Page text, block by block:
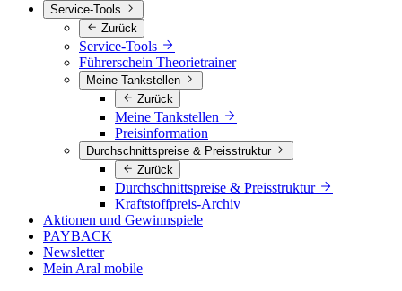
Service-Tools
Zurück
Service-Tools
Führerschein Theorietrainer
Meine Tankstellen
Zurück
Meine Tankstellen
Preisinformation
Durchschnittspreise & Preisstruktur
Zurück
Durchschnittspreise & Preisstruktur
Kraftstoffpreis-Archiv
Aktionen und Gewinnspiele
PAYBACK
Newsletter
Mein Aral mobile